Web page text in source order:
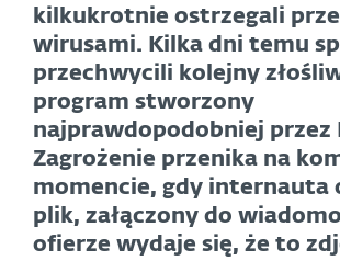
kilkukrotnie ostrzegali
wirusami. Kilka dni temu
przechwycili kolejny
program stworzony
najprawdopodobniej przez
Zagrożenie przenika na
momencie, gdy internauta
plik, załączony do
ofierze wydaje się, że to